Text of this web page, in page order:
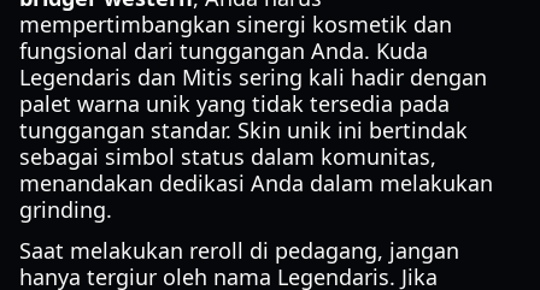
mempertimbangkan sinergi kosmetik dan
fungsional dari tunggangan Anda. Kuda
Legendaris dan Mitis sering kali hadir dengan
palet warna unik yang tidak tersedia pada
tunggangan standar. Skin unik ini bertindak
sebagai simbol status dalam komunitas,
menandakan dedikasi Anda dalam melakukan
grinding.
Saat melakukan reroll di pedagang, jangan
hanya tergiur oleh nama Legendaris. Jika